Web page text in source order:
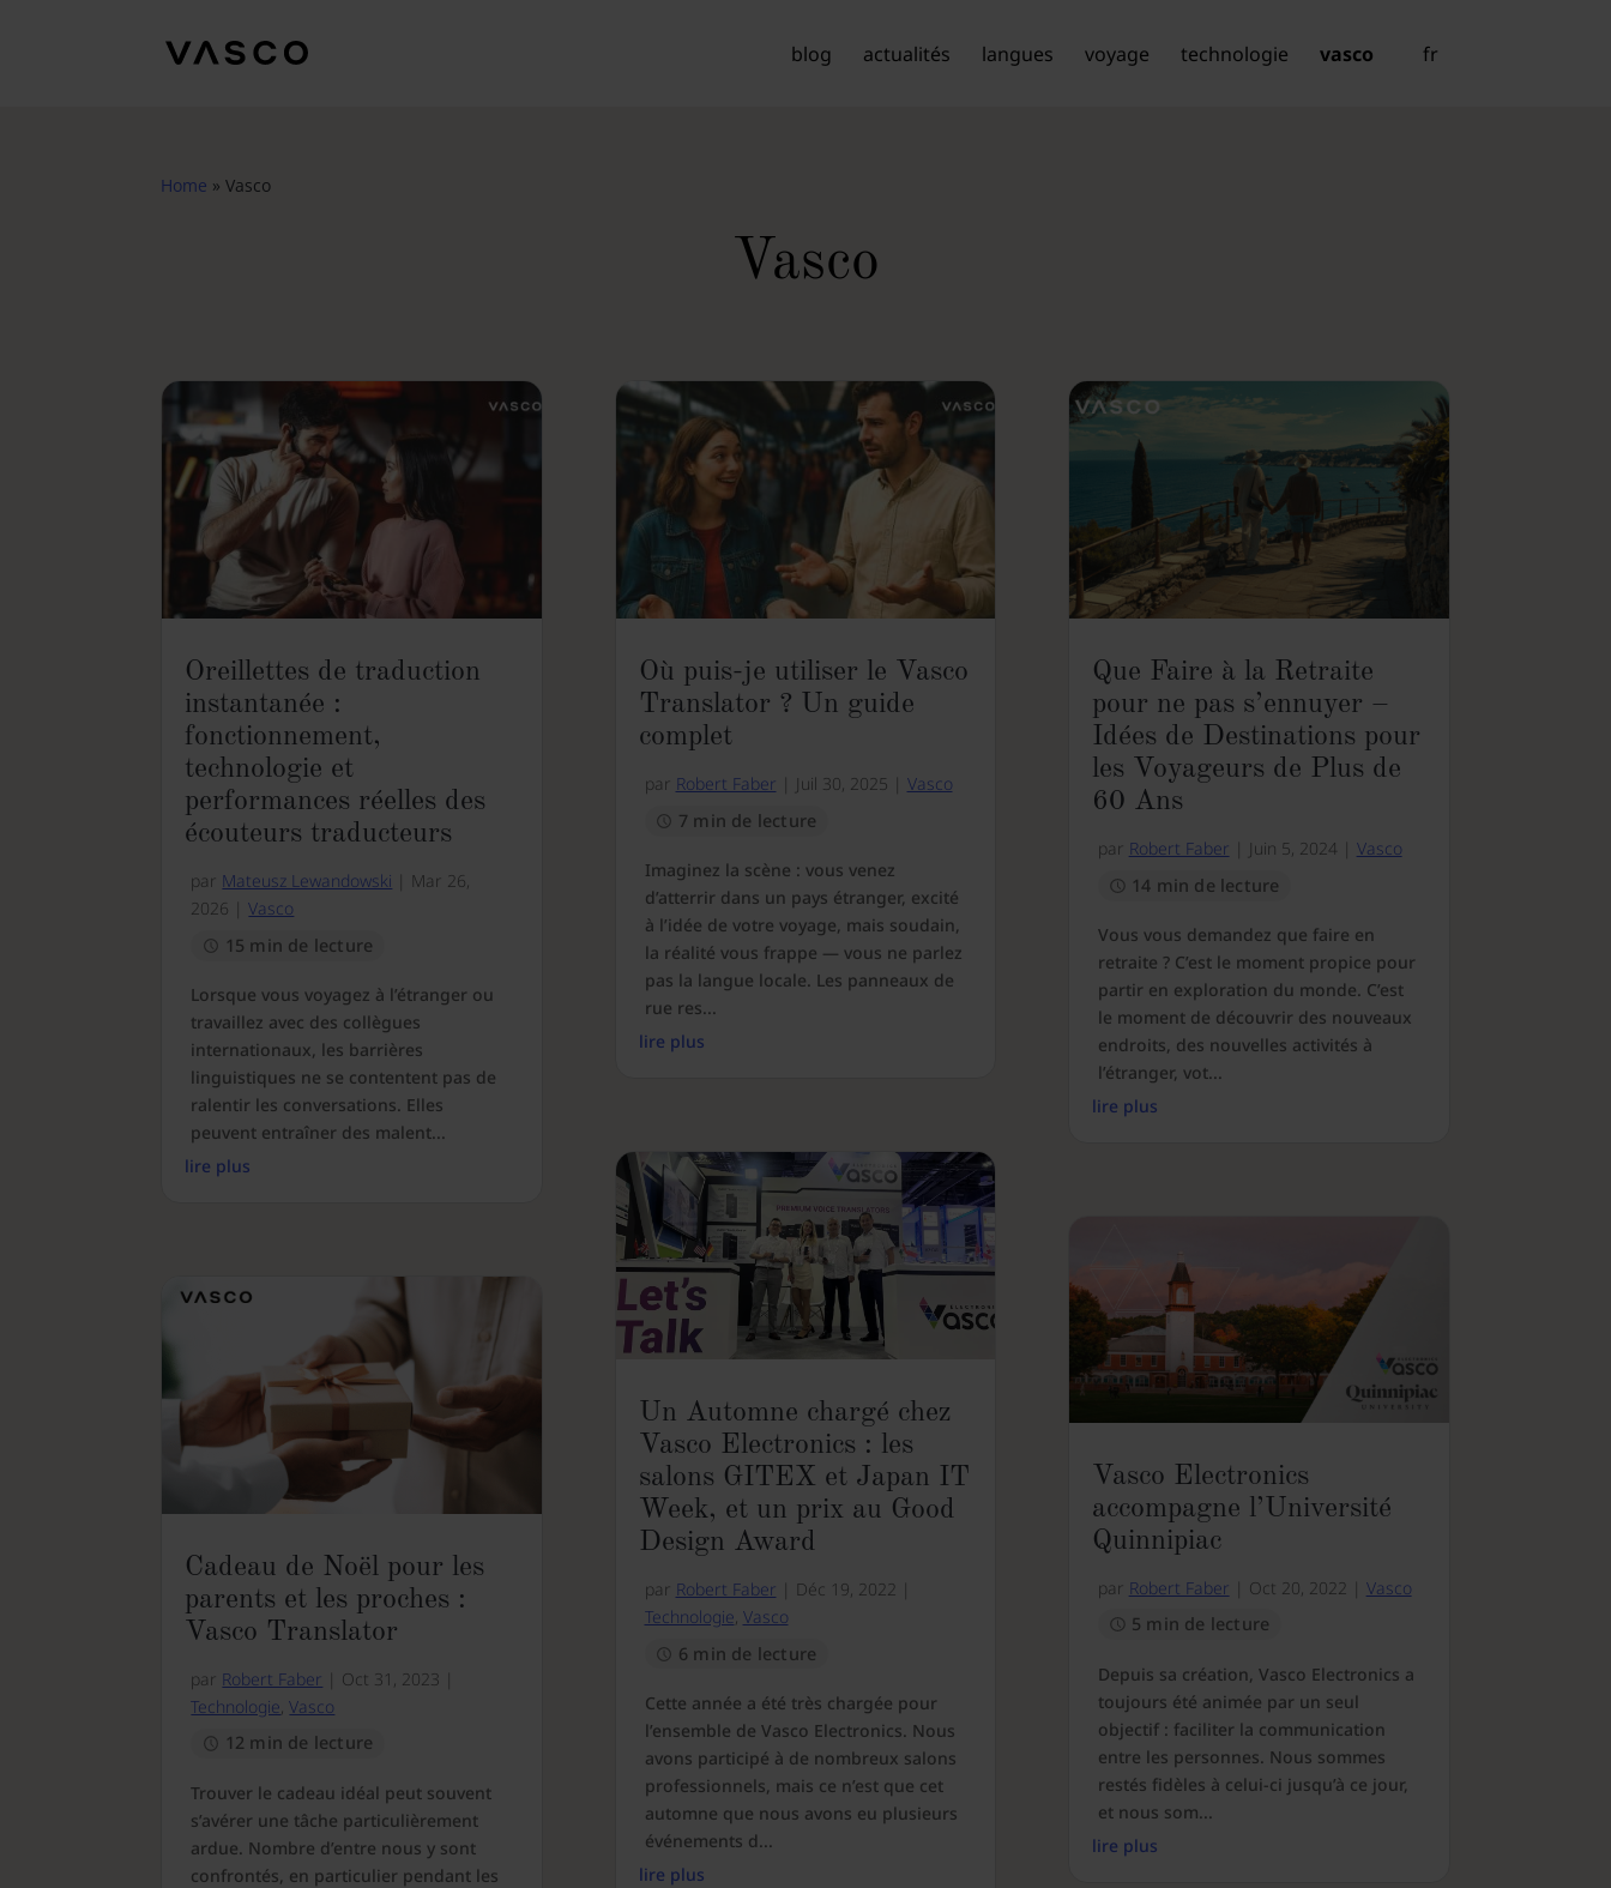
fr
blog actualités langues voyage technologie vasco
Home »Vasco
Vasco
Oreillettes de traduction
instantanée :
fonctionnement,
technologie et
performances réelles des
écouteurs traducteurs
par Mateusz Lewandowski
Mar 26,
2026 |Vasco
15 min de lecture
Lorsque vous voyagez à l’étranger ou
travaillez avec des collègues
internationaux, les barrières
linguistiques ne se contentent pas de
ralentir les conversations. Elles
peuvent entraîner des malent...
lire plus
Cadeau de Noël pour les
parents et les proches :
Vasco Translator
par Robert Faber Oct 31, 2023
Technologie,Vasco
12 min de lecture
Trouver le cadeau idéal peut souvent
s’avérer une tâche particulièrement
ardue. Nombre d’entre nous y sont
confrontés, en particulier pendant les
Où puis-je utiliser le Vasco
Translator ? Un guide
complet
par Robert Faber Juil 30, 2025
Vasco
7 min de lecture
Imaginez la scène : vous venez
d’atterrir dans un pays étranger, excité
à l’idée de votre voyage, mais soudain,
la réalité vous frappe — vous ne parlez
pas la langue locale. Les panneaux de
rue res...
lire plus
Un Automne chargé chez
Vasco Electronics : les
salons GITEX et Japan IT
Week, et un prix au Good
Design Award
par Robert Faber Déc 19, 2022
Technologie, Vasco
6 min de lecture
Cette année a été très chargée pour
l’ensemble de Vasco Electronics. Nous
avons participé à de nombreux salons
professionnels, mais ce n’est que cet
automne que nous avons eu plusieurs
événements d...
lire plus
Que Faire à la Retraite
pour ne pas s’ennuyer –
Idées de Destinations pour
les Voyageurs de Plus de
60 Ans
par Robert Faber Juin 5, 2024
Vasco
14 min de lecture
Vous vous demandez que faire en
retraite ? C’est le moment propice pour
partir en exploration du monde. C’est
le moment de découvrir des nouveaux
endroits, des nouvelles activités à
l’étranger, vot...
lire plus
Vasco Electronics
accompagne l’Université
Quinnipiac
par Robert Faber Oct 20, 2022
Vasco
5 min de lecture
Depuis sa création, Vasco Electronics a
toujours été animée par un seul
objectif : faciliter la communication
entre les personnes. Nous sommes
restés fidèles à celui-ci jusqu’à ce jour,
et nous som...
lire plus